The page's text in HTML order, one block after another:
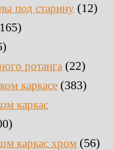
под старину (12)
ротанга (22)
каркасе (383)
каркас
каркас хром (56)